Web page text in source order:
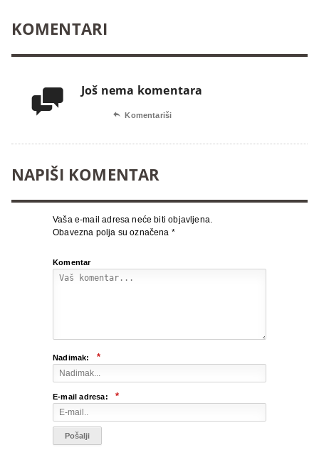
KOMENTARI
 Još nema komentara
 Komentariši
NAPIŠI KOMENTAR
Vaša e-mail adresa neće biti objavljena.
Obavezna polja su označena *
Komentar
Nadimak: *
E-mail adresa: *